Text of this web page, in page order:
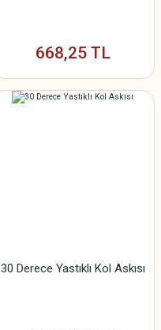
668,25 TL
30 Derece Yastıklı Kol Askısı